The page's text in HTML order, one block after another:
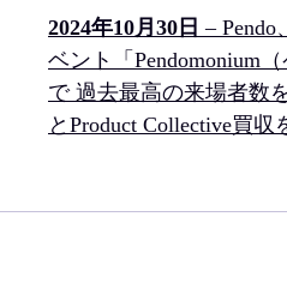
2024年10月30日 – Pendo
ベント「Pendomonium
で 過去最高の来場者数
とProduct Collective買収